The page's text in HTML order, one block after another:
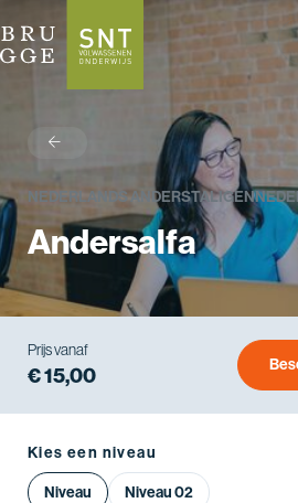
Prijs vanaf
€ 15,00
NEDERLANDS ANDERSTALIGEN
Andersalfa
Kies een niveau
Niveau Niveau 02